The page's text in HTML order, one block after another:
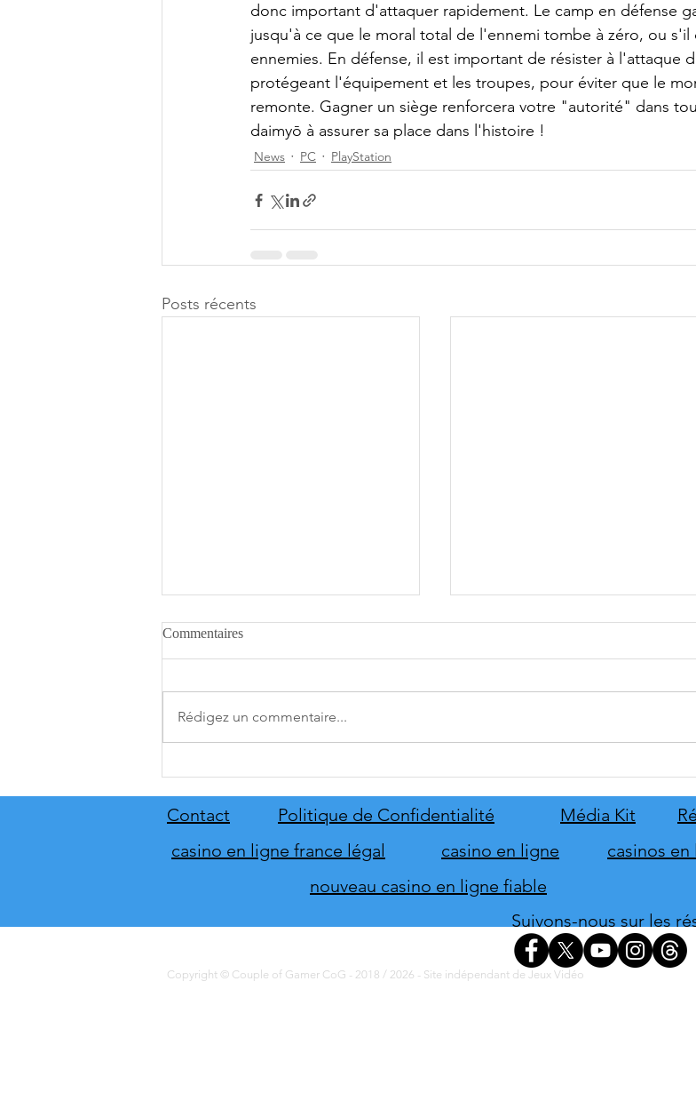
donc important d'attaquer rapidement. Le camp en défense
jusqu'à ce que le moral total de l'ennemi tombe à zéro, ou
ennemies. En défense, il est important de résister à l'attaque
protégeant l'équipement et les troupes, pour éviter que le
remonte. Gagner un siège renforcera votre "autorité" dans
daimyō à assurer sa place dans l'histoire !
News PC PlayStation
Posts récents
Commentaires
Rédigez un commentaire...
Contact Politique de Confidentialité Média Kit
casino en ligne france légal
casino en ligne
casinos
nouveau casino en ligne fiable
Suivons-nous sur les
Copyright © Couple of Gamer CoG - 2018 / 2026 - Site indépendant de Jeux Vidéo